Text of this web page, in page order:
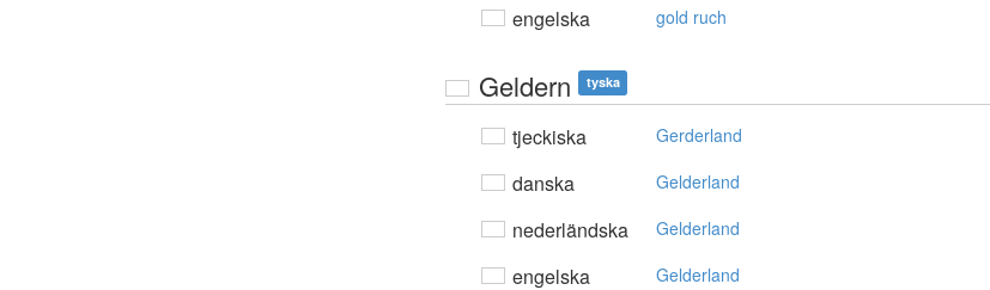
engelska gold ruch
Geldern tyska
tjeckiska Gerderland
danska Gelderland
nederländska Gelderland
engelska Gelderland